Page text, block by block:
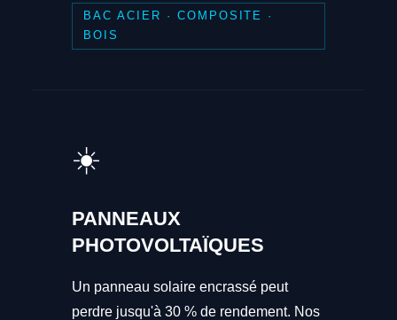
BAC ACIER · COMPOSITE ·
BOIS
☀️
PANNEAUX
PHOTOVOLTAÏQUES
Un panneau solaire encrassé peut
perdre jusqu'à 30 % de rendement. Nos